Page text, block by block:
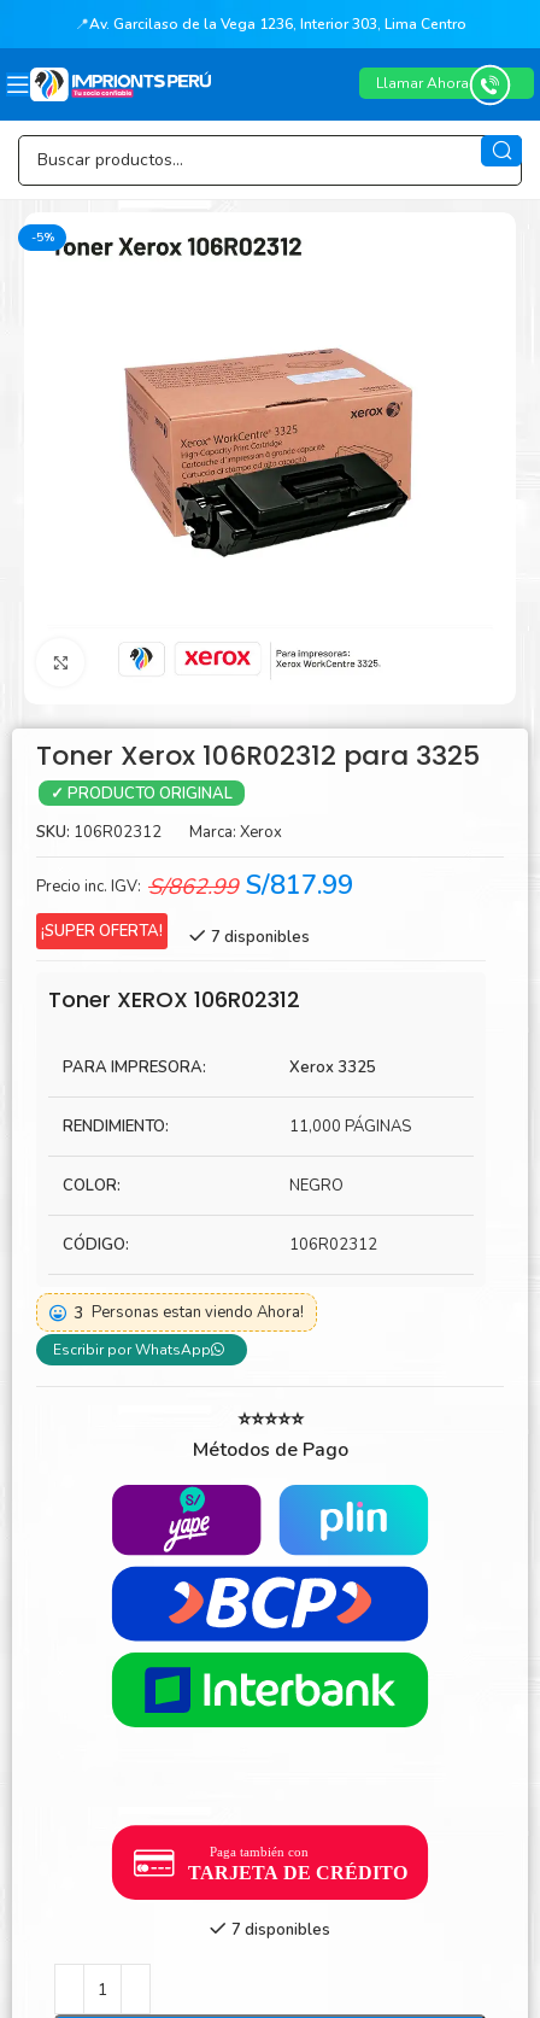
📍Av. Garcilaso de la Vega 1236, Interior 303, Lima Centro
Llamar Ahora
-5%
Agrandar
Toner Xerox 106R02312 para 3325
✓ PRODUCTO ORIGINAL
SKU: 106R02312 Marca: Xerox
Precio inc. IGV: S/862.99 El
original
S/862.99.
S/817.99
¡SUPER OFERTA! 7 disponibles
Toner XEROX 106R02312
PARA IMPRESORA: Xerox 3325
RENDIMIENTO: 11,000 PÁGINAS
COLOR: NEGRO
CÓDIGO: 106R02312
3 Personas estan viendo Ahora!
Escribir por WhatsApp
⭐⭐⭐⭐⭐
Métodos de Pago
7 disponibles